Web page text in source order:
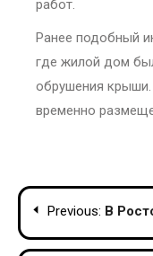
работ.
Ранее подобный
где жилой дом
обрушения
временно
Post
navigation
Previous: В